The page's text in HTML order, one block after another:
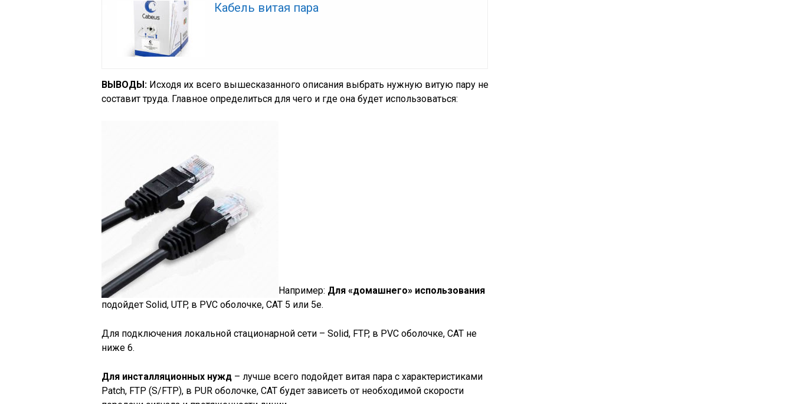
Кабель витая пара
ВЫВОДЫ: Исходя их всего вышесказанного описания выбрать нужную витую пару не
составит труда. Главное определиться для чего и где она будет использоваться:
Например: Для «домашнего» использования
подойдет Solid, UTP, в PVC оболочке, CAT 5 или 5e.
Для подключения локальной стационарной сети – Solid, FTP, в PVC оболочке, CAT не
ниже 6.
Для инсталляционных нужд – лучше всего подойдет витая пара с характеристиками
Patch, FTP (S/FTP), в PUR оболочке, CAT будет зависеть от необходимой скорости